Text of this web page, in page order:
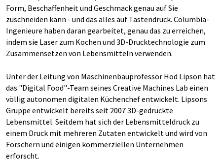
Form, Beschaffenheit und Geschmack genau auf Sie
zuschneiden kann - und das alles auf Tastendruck. Columbia-
Ingenieure haben daran gearbeitet, genau das zu erreichen,
indem sie Laser zum Kochen und 3D-Drucktechnologie zum
Zusammensetzen von Lebensmitteln verwenden.
Unter der Leitung von Maschinenbauprofessor Hod Lipson hat
das "Digital Food"-Team seines Creative Machines Lab einen
völlig autonomen digitalen Küchenchef entwickelt. Lipsons
Gruppe entwickelt bereits seit 2007 3D-gedruckte
Lebensmittel. Seitdem hat sich der Lebensmitteldruck zu
einem Druck mit mehreren Zutaten entwickelt und wird von
Forschern und einigen kommerziellen Unternehmen
erforscht.